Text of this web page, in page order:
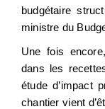
budgétaire
ministre du
Une fois
dans les
étude d’impact
chantier vient